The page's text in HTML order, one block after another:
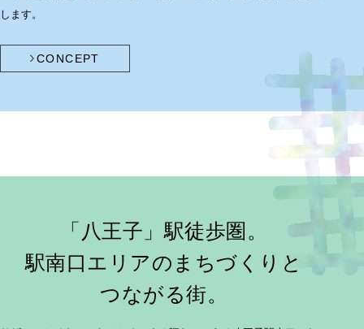
します。
CONCEPT
「八王子」駅徒歩圏。
駅南口エリアのまちづくりと
つながる街。